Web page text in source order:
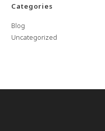
Categories
Blog
Uncategorized